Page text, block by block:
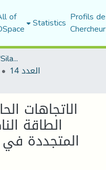
of Statistics Profils
Scientific Journals of M'Sila University
العدد 14
الاتجاهات
الطاقة
المتجددة في